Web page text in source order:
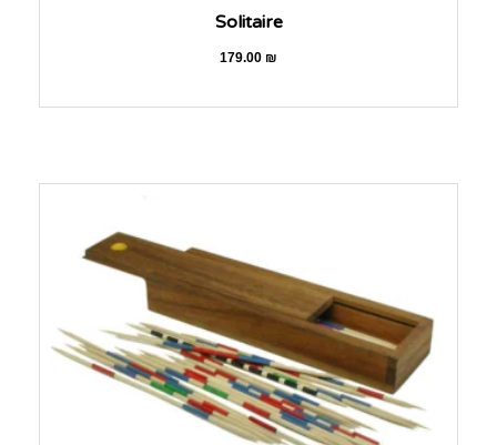
Solitaire
179.00₪